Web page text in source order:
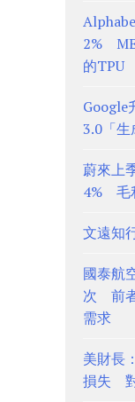
2%
的TPU
Google
3.0「生
蔚來上
4% 毛
文遠知
國泰航
次 前
需求
美財長
損失